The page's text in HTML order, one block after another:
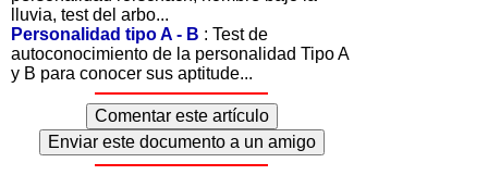
lluvia, test del arbo...
Personalidad tipo A - B : Test de
autoconocimiento de la personalidad Tipo A
y B para conocer sus aptitude...